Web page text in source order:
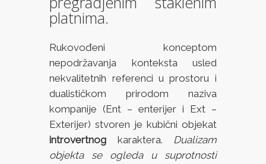
platnima.
Rukovođeni konceptom
nepodržavanja konteksta usled
nekvalitetnih referenci u prostoru i
dualističkom prirodom naziva
kompanije (Ent – enterijer i Ext –
Exterijer) stvoren je kubični objekat
introvertnog karaktera. Dualizam
objekta se ogleda u suprotnosti